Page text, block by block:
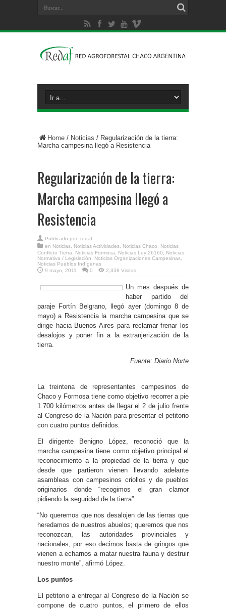
Home / Noticias / Regularización de la tierra:
Marcha campesina llegó a Resistencia
Regularización de la tierra:
Marcha campesina llegó a
Resistencia
Publicado por: redaf
en Noticias Noticias Actividades Noticias Chaco
Noticias
Conflicto Tierra
Noticias Formosa Noticias Ley 26160
Noticias
Normativa / Legislación
Noticias Organizaciones Campesinas
Noticias Pueblos Indígenas
9 mayo, 2011
0 2,338 Visitas
Un mes después de
haber partido del
paraje Fortín Belgrano, llegó ayer (domingo 8 de
mayo) a Resistencia la marcha campesina que se
dirige hacia Buenos Aires para reclamar frenar los
desalojos y poner fin a la extranjerización de la
tierra.
Fuente: Diario Norte
La treintena de representantes campesinos de
Chaco y Formosa tiene como objetivo recorrer a pie
1.700 kilómetros antes de llegar el 2 de julio frente
al Congreso de la Nación para presentar el petitorio
con cuatro puntos definidos.
El dirigente Benigno López, reconoció que la
marcha campesina tiene como objetivo principal el
reconocimiento a la propiedad de la tierra y que
desde que partieron vienen llevando adelante
asambleas con campesinos criollos y de pueblos
originarios donde “recogimos el gran clamor
pidiendo la seguridad de la tierra”.
“No queremos que nos desalojen de las tierras que
heredamos de nuestros abuelos; queremos que nos
reconozcan, las autoridades provinciales y
nacionales, por eso decimos basta de gringos que
vienen a echarnos a matar nuestra fauna y destruir
nuestro monte”, afirmó López.
Los puntos
El petitorio a entregar al Congreso de la Nación se
compone de cuatro puntos, el primero de ellos